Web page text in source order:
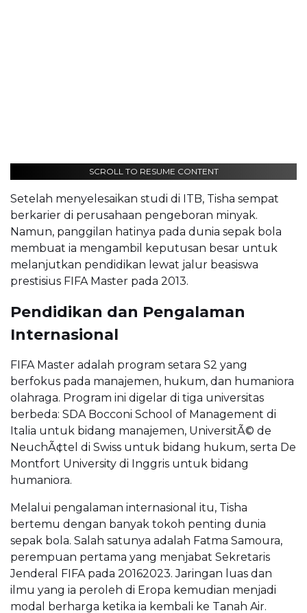
SCROLL TO RESUME CONTENT
Setelah menyelesaikan studi di ITB, Tisha sempat
berkarier di perusahaan pengeboran minyak.
Namun, panggilan hatinya pada dunia sepak bola
membuat ia mengambil keputusan besar untuk
melanjutkan pendidikan lewat jalur beasiswa
prestisius FIFA Master pada 2013.
Pendidikan dan Pengalaman
Internasional
FIFA Master adalah program setara S2 yang
berfokus pada manajemen, hukum, dan humaniora
olahraga. Program ini digelar di tiga universitas
berbeda: SDA Bocconi School of Management di
Italia untuk bidang manajemen, UniversitÃ© de
NeuchÃ¢tel di Swiss untuk bidang hukum, serta De
Montfort University di Inggris untuk bidang
humaniora.
Melalui pengalaman internasional itu, Tisha
bertemu dengan banyak tokoh penting dunia
sepak bola. Salah satunya adalah Fatma Samoura,
perempuan pertama yang menjabat Sekretaris
Jenderal FIFA pada 20162023. Jaringan luas dan
ilmu yang ia peroleh di Eropa kemudian menjadi
modal berharga ketika ia kembali ke Tanah Air.